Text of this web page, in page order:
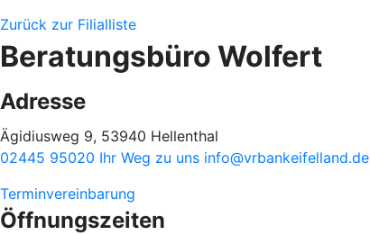
Zurück zur Filialliste
Beratungsbüro Wolfert
Adresse
Ägidiusweg 9, 53940 Hellenthal
02445 95020 Ihr Weg zu uns info@vrbankeifelland.de
Terminvereinbarung
Öffnungszeiten